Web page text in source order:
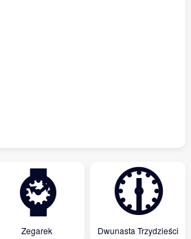
⌚
Zegarek
🕧
Dwunasta Trzydzieści